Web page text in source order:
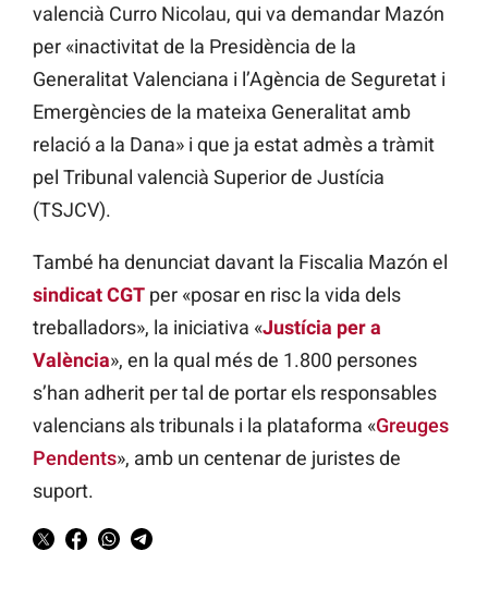
valencià Curro Nicolau, qui va demandar Mazón
per «inactivitat de la Presidència de la
Generalitat Valenciana i l’Agència de Seguretat i
Emergències de la mateixa Generalitat amb
relació a la Dana» i que ja estat admès a tràmit
pel Tribunal valencià Superior de Justícia
(TSJCV).
També ha denunciat davant la Fiscalia Mazón el
sindicat CGT per «posar en risc la vida dels
treballadors», la iniciativa «Justícia per a
València», en la qual més de 1.800 persones
s’han adherit per tal de portar els responsables
valencians als tribunals i la plataforma «Greuges
Pendents», amb un centenar de juristes de
suport.